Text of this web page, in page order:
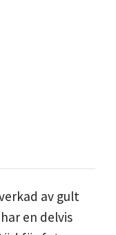
av gult
en delvis